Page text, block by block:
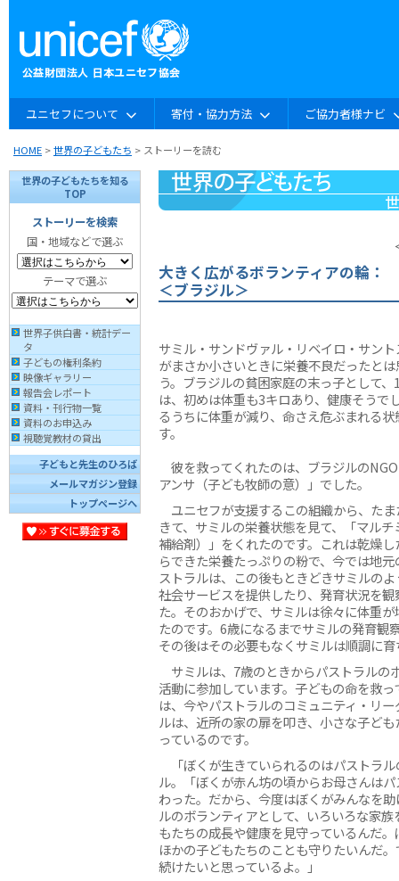
ユニセフについて 寄付・協力方法 ご協力者様ナビ
HOME >世界の子どもたち > ストーリーを読む
世界の子どもたちを知る
TOP
ストーリーを検索
国・地域などで選ぶ
テーマで選ぶ
世界子供白書・統計デー
タ
子どもの権利条約
映像ギャラリー
報告会レポート
資料・刊行物一覧
資料のお申込み
視聴覚教材の貸出
子どもと先生のひろば
メールマガジン登録
トップページへ
大きく広がるボランティアの輪：
＜ブラジル＞
サミル・サンドヴァル・リベイロ・サン
がまさか小さいときに栄養不良だったと
う。ブラジルの貧困家庭の末っ子として
は、初めは体重も3キロあり、健康そうで
るうちに体重が減り、命さえ危ぶまれる
す。
彼を救ってくれたのは、ブラジルの
アンサ（子ども牧師の意）」でした。
ユニセフが支援するこの組織から、た
きて、サミルの栄養状態を見て、「マル
補給剤）」をくれたのです。これは乾燥
らできた栄養たっぷりの粉で、今では地
ストラルは、この後もときどきサミルの
社会サービスを提供したり、発育状況を
た。そのおかげで、サミルは徐々に体重
たのです。6歳になるまでサミルの発育観
その後はその必要もなくサミルは順調に
サミルは、7歳のときからパストラルの
活動に参加しています。子どもの命を救
は、今やパストラルのコミュニティ・リ
ルは、近所の家の扉を叩き、小さな子ど
っているのです。
「ぼくが生きていられるのはパストラ
ル。「ぼくが赤ん坊の頃からお母さんは
わった。だから、今度はぼくがみんなを
ルのボランティアとして、いろいろな家
もたちの成長や健康を見守っているんだ
ほかの子どもたちのことも守りたいんだ
続けたいと思っているよ。」